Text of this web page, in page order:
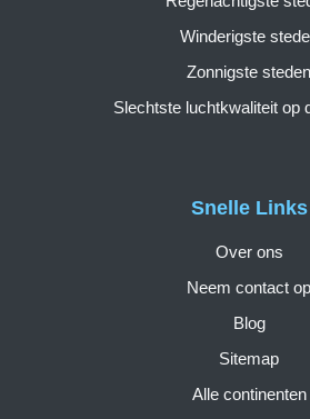
Snelle Links
Over ons
Neem contact op
Blog
Sitemap
Alle continenten
Winderigste
Zonnigste steden
Slechtste luchtkwaliteit op